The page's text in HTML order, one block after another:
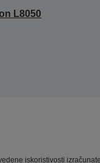
L8050
iskoristivosti